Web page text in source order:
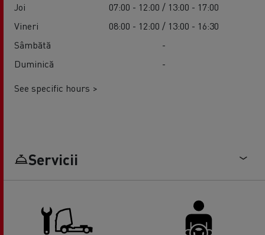
Joi
07:00 - 12:00 / 13:00 - 17:00
Vineri
08:00 - 12:00 / 13:00 - 16:30
Sâmbătă
-
Duminică
-
See specific hours >
Servicii